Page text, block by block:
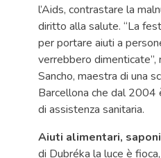
l’Aids, contrastare la
diritto alla salute. “La
per portare aiuti a
verrebbero dimenticate”,
Sancho, maestra di una
Barcellona che dal
di assistenza sanitaria.
Aiuti alimentari,
di Dubréka la luce è